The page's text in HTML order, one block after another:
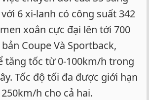
6 xi-lanh có công suất 342
xoắn cực đại lên tới 700
Coupe Và Sportback,
tăng tốc từ 0-100km/h trong
Tốc độ tối đa được giới hạn
h cho cả hai.